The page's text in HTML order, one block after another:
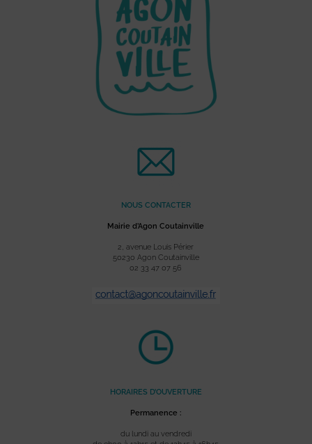
NOUS CONTACTER
Mairie d’Agon Coutainville
2, avenue Louis Périer
50230 Agon Coutainville
02 33 47 07 56
HORAIRES D’OUVERTURE
Permanence :
du lundi au vendredi